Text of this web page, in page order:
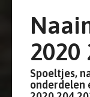
2020
Spoeltjes,
onderdelen